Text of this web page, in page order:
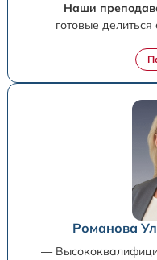
Наши
готовые
Романова
—